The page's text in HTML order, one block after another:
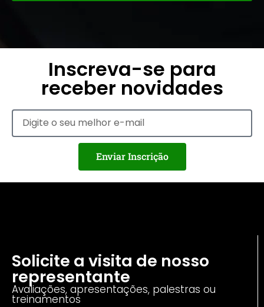
Inscreva-se para
receber novidades
Enviar Inscrição
Solicite a visita de nosso
representante
Avaliações, apresentações, palestras ou
treinamentos